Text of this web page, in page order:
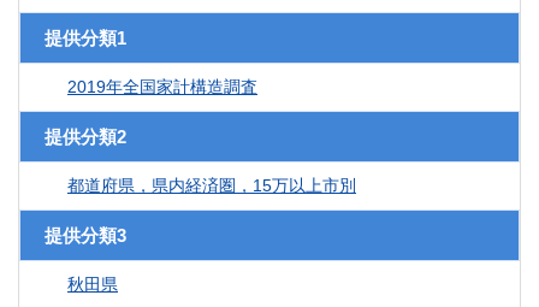
提供分類1
2019年全国家計構造調査
提供分類2
都道府県，県内経済圏，15万以上市別
提供分類3
秋田県